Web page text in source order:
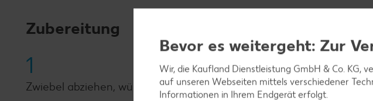
Zubereitung
1
Zwiebel abziehen, würfeln und in der Pfanne mit etwas Öl glasig
Bevor es weitergeht: Zur
Wir, die Kaufland Dienstleistung GmbH & Co. KG,
auf unseren Webseiten mittels verschiedener
Informationen in Ihrem Endgerät erfolgt.